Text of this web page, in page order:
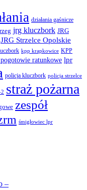
działania gaśnicze
jrg kluczbork JRG
JRG Strzelce Opolskie
kpp krapkowice KPP
ratunkowe lpr
policja kluczbork policja strzelce
straż pożarna
zespół
śmigłowiec lpr
–